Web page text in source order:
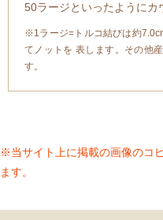
50ラージといったようにカ
※1ラージ=トルコ結びは約
てノットを 表します。その他
す。
※当サイト上に掲載の画像のコ
ます。